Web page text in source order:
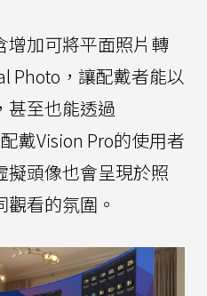
增加可將平面照片轉
Photo，讓配戴者能以
甚至也能透過
戴Vision Pro的使用者
擬頭像也會呈現於照
看的氛圍。